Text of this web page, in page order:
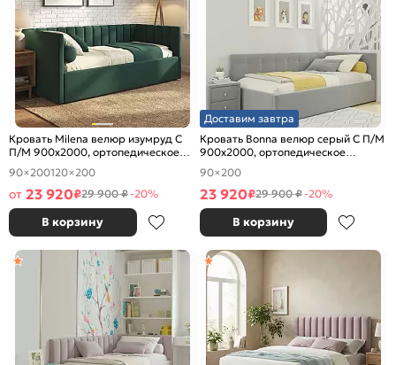
Кровать Milena велюр изумруд С
П/М 900x2000, ортопедическое
основание, изголовье мягкое
90×200120×200
от 23 920₽29 900 ₽-20%
В корзину
Доставим завтра
Кровать Bonna велюр серый С П/М
900x2000, ортопедическое
основание, изголовье мягкое
90×200
23 920₽29 900 ₽-20%
В корзину